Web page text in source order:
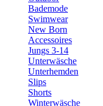
Bademode
Swimwear
New Born
Accessoires
Jungs 3-14
Unterwäsche
Unterhemden
Slips
Shorts
Winterwäsche